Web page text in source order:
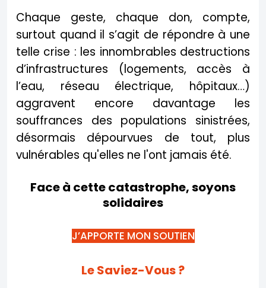
Chaque geste, chaque don, compte,
surtout quand il s’agit de répondre à une
telle crise : les innombrables destructions
d’infrastructures (logements, accès à
l’eau, réseau électrique, hôpitaux…)
aggravent encore davantage les
souffrances des populations sinistrées,
désormais dépourvues de tout, plus
vulnérables qu'elles ne l'ont jamais été.
Face à cette catastrophe, soyons
solidaires
J’APPORTE MON SOUTIEN
Le Saviez-Vous ?